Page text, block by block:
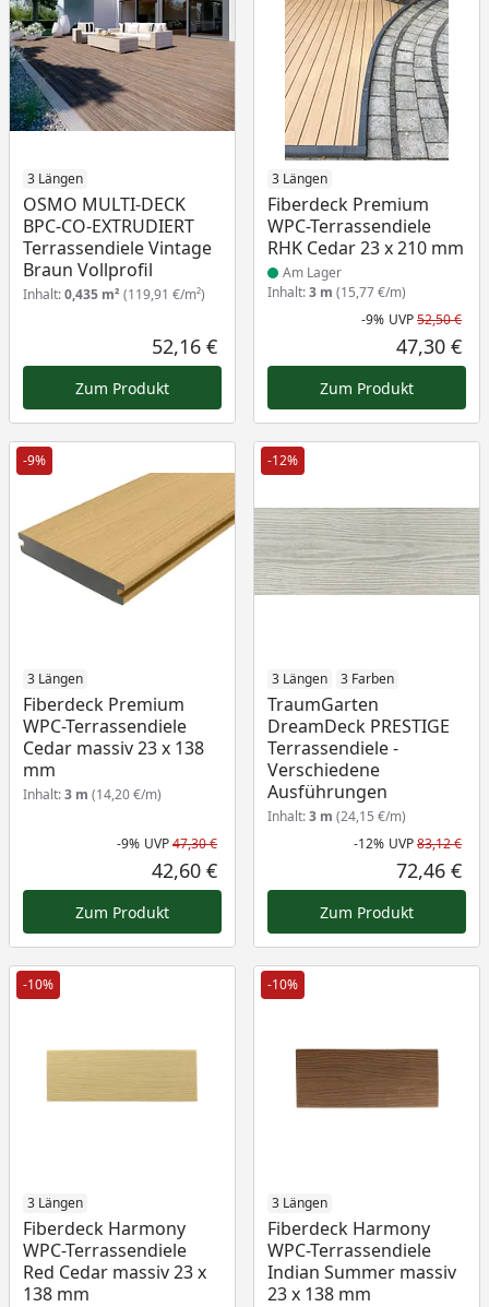
3 Längen
OSMO MULTI-DECK
BPC-CO-EXTRUDIERT
Terrassendiele Vintage
Braun Vollprofil
Inhalt:0,435 m² (119,91 €/m²)
Aktueller Preis
52,16 €
Zum Produkt
3 Längen
Fiberdeck Premium
WPC-Terrassendiele
RHK Cedar 23 x 210 mm
Produkt am Lager
Am Lager
Inhalt:3 m (15,77 €/m)
-9% UVP52,50 €
47,30 €
Zum Produkt
-9%
3 Längen
Fiberdeck Premium
WPC-Terrassendiele
Cedar massiv 23 x 138
mm
Inhalt:3 m (14,20 €/m)
Rabatt in Prozent
-9%
Ursprünglicher Preis
UVP47,30 €
Aktueller Preis
42,60 €
Zum Produkt
-12%
3 Längen 3 Farben
TraumGarten
DreamDeck PRESTIGE
Terrassendiele -
Verschiedene
Ausführungen
Inhalt:3 m (24,15 €/m)
-12% UVP83,12 €
72,46 €
Zum Produkt
-10%
3 Längen
Fiberdeck Harmony
WPC-Terrassendiele
Red Cedar massiv 23 x
138 mm
-10%
3 Längen
Fiberdeck Harmony
WPC-Terrassendiele
Indian Summer massiv
23 x 138 mm